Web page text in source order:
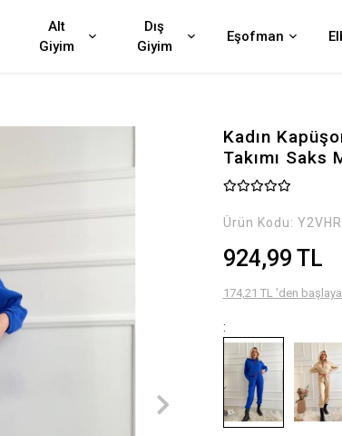
Alt
Giyim
Dış
Giyim
Eşofman
Kadın
Takımı Saks
Ürün Kodu:
924,99 TL
174,21 TL 'den
: